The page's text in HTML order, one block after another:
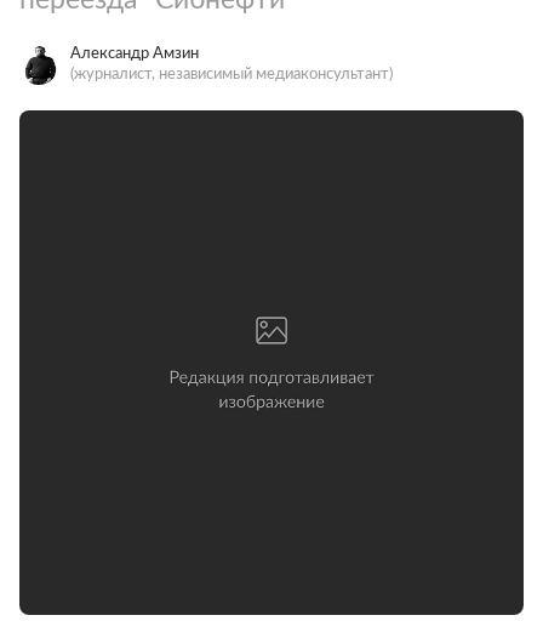
Александр Амзин
(журналист, независимый медиаконсультант)